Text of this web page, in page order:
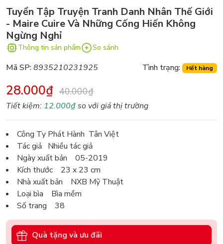
Tuyển Tập Truyện Tranh Danh Nhân Thế Giới
- Maire Cuire Và Những Cống Hiến Không
Ngừng Nghỉ
Thông tin sản phẩm So sánh
Mã SP:8935210231925 Tình trạng: Hết hàng
28.000₫ 40.000₫
Tiết kiệm: 12.000₫so với giá thị trường
Công Ty Phát Hành Tân Việt
Tác giả Nhiều tác giả
Ngày xuất bản 05-2019
Kích thước 23 x 23 cm
Nhà xuất bản NXB Mỹ Thuật
Loại bìa Bìa mềm
Số trang 38
Quà tặng và ưu đãi